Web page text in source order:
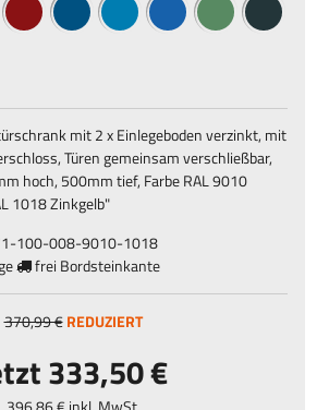
mit 2 x Einlegeboden verzinkt, mit
Türen gemeinsam verschließbar,
hoch, 500mm tief, Farbe RAL 9010
1018 Zinkgelb"
100-008-9010-1018
frei Bordsteinkante
370,99 € REDUZIERT
333,50 €